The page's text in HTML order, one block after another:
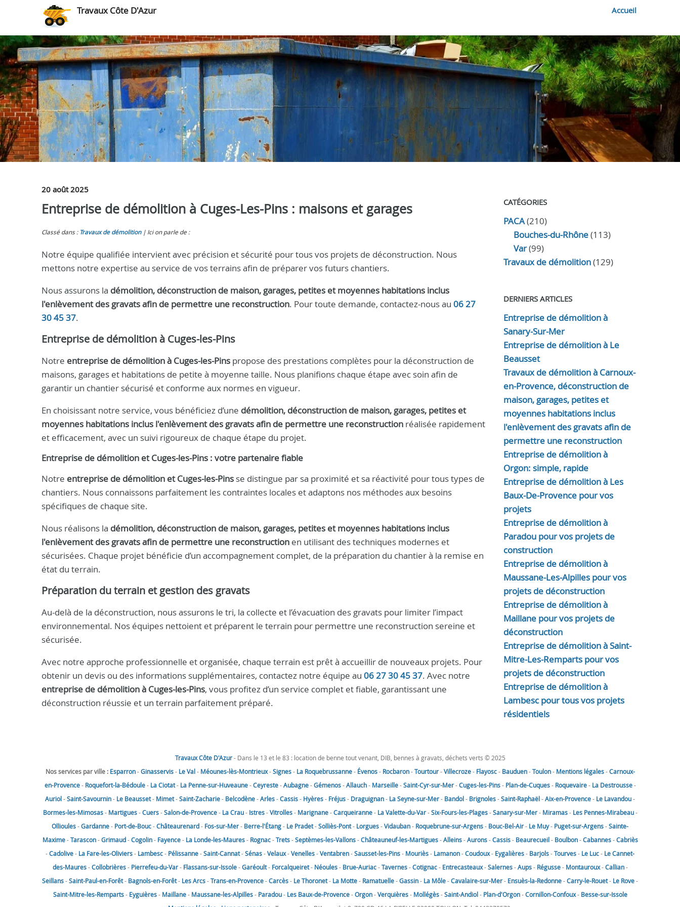
Travaux Côte D'Azur Accueil
20 août 2025
Entreprise de démolition à Cuges-Les-Pins : maisons et garages
Classé dans : Travaux de démolition Ici on parle de :
Notre équipe qualifiée intervient avec précision et sécurité pour tous vos projets de déconstruction. Nous
mettons notre expertise au service de vos terrains afin de préparer vos futurs chantiers.
Nous assurons la démolition, déconstruction de maison, garages, petites et moyennes habitations inclus
l'enlèvement des gravats afin de permettre une reconstruction. Pour toute demande, contactez-nous au 06 27
30 45 37.
Entreprise de démolition à Cuges-les-Pins
Notre entreprise de démolition à Cuges-les-Pins propose des prestations complètes pour la déconstruction de
maisons, garages et habitations de petite à moyenne taille. Nous planifions chaque étape avec soin afin de
garantir un chantier sécurisé et conforme aux normes en vigueur.
En choisissant notre service, vous bénéficiez d’une démolition, déconstruction de maison, garages, petites et
moyennes habitations inclus l'enlèvement des gravats afin de permettre une reconstruction réalisée rapidement
et efficacement, avec un suivi rigoureux de chaque étape du projet.
Entreprise de démolition et Cuges-les-Pins : votre partenaire fiable
Notre entreprise de démolition et Cuges-les-Pins se distingue par sa proximité et sa réactivité pour tous types de
chantiers. Nous connaissons parfaitement les contraintes locales et adaptons nos méthodes aux besoins
spécifiques de chaque site.
Nous réalisons la démolition, déconstruction de maison, garages, petites et moyennes habitations inclus
l'enlèvement des gravats afin de permettre une reconstruction en utilisant des techniques modernes et
sécurisées. Chaque projet bénéficie d’un accompagnement complet, de la préparation du chantier à la remise en
état du terrain.
Préparation du terrain et gestion des gravats
Au-delà de la déconstruction, nous assurons le tri, la collecte et l’évacuation des gravats pour limiter l’impact
environnemental. Nos équipes nettoient et préparent le terrain pour permettre une reconstruction sereine et
sécurisée.
Avec notre approche professionnelle et organisée, chaque terrain est prêt à accueillir de nouveaux projets. Pour
obtenir un devis ou des informations supplémentaires, contactez notre équipe au 06 27 30 45 37. Avec notre
entreprise de démolition à Cuges-les-Pins, vous profitez d’un service complet et fiable, garantissant une
déconstruction réussie et un terrain parfaitement préparé.
CATÉGORIES
PACA(210)
Bouches-du-Rhône(113)
Var(99)
Travaux de démolition(129)
DERNIERS ARTICLES
Entreprise de démolition à
Sanary-Sur-Mer
Entreprise de démolition à Le
Beausset
Travaux de démolition à Carnoux-
en-Provence, déconstruction de
maison, garages, petites et
moyennes habitations inclus
l'enlèvement des gravats afin de
permettre une reconstruction
Entreprise de démolition à
Orgon: simple, rapide
Entreprise de démolition à Les
Baux-De-Provence pour vos
projets
Entreprise de démolition à
Paradou pour vos projets de
construction
Entreprise de démolition à
Maussane-Les-Alpilles pour vos
projets de déconstruction
Entreprise de démolition à
Maillane pour vos projets de
déconstruction
Entreprise de démolition à Saint-
Mitre-Les-Remparts pour vos
projets de déconstruction
Entreprise de démolition à
Lambesc pour tous vos projets
résidentiels
Travaux Côte D'Azur- Dans le 13 et le 83 : location de benne tout venant, DIB, bennes à gravats, déchets verts © 2025
Nos services par ville : Esparron-Ginasservis- Le Val- Méounes-lès-Montrieux-Signes- La Roquebrussanne- Évenos- Rocbaron-Tourtour-Villecroze- Flayosc- Bauduen-Toulon- Mentions légales-Carnoux-
en-Provence- Roquefort-la-Bédoule- La Ciotat- La Penne-sur-Huveaune-Ceyreste-Aubagne-Gémenos-Allauch- Marseille-Saint-Cyr-sur-Mer-Cuges-les-Pins- Plan-de-Cuques- Roquevaire- La Destrousse-
Auriol-Saint-Savournin- Le Beausset- Mimet-Saint-Zacharie- Belcodène-Arles-Cassis- Hyères- Fréjus- Draguignan- La Seyne-sur-Mer- Bandol- Brignoles-Saint-Raphaël-Aix-en-Provence- Le Lavandou-
Bormes-les-Mimosas- Martigues-Cuers-Salon-de-Provence- La Crau- Istres-Vitrolles- Marignane-Carqueiranne- La Valette-du-Var-Six-Fours-les-Plages-Sanary-sur-Mer- Miramas- Les Pennes-Mirabeau-
Ollioules-Gardanne- Port-de-Bouc-Châteaurenard- Fos-sur-Mer- Berre-l'Étang- Le Pradet-Solliès-Pont- Lorgues-Vidauban- Roquebrune-sur-Argens- Bouc-Bel-Air- Le Muy- Puget-sur-Argens-Sainte-
Maxime-Tarascon-Grimaud-Cogolin- Fayence- La Londe-les-Maures- Rognac-Trets-Septèmes-les-Vallons-Châteauneuf-les-Martigues-Alleins-Aurons-Cassis- Beaurecueil- Boulbon-Cabannes-Cabriès
-Cadolive- La Fare-les-Oliviers- Lambesc- Pélissanne-Saint-Cannat-Sénas-Velaux-Venelles-Ventabren-Sausset-les-Pins- Mouriès- Lamanon-Coudoux- Eygalières- Barjols-Tourves- Le Luc- Le Cannet-
des-Maures-Collobrières- Pierrefeu-du-Var- Flassans-sur-Issole-Garéoult- Forcalqueiret- Néoules- Brue-Auriac-Tavernes-Cotignac- Entrecasteaux-Salernes-Aups- Régusse- Montauroux-Callian-
Seillans-Saint-Paul-en-Forêt- Bagnols-en-Forêt- Les Arcs-Trans-en-Provence-Carcès- Le Thoronet- La Motte- Ramatuelle-Gassin- La Môle-Cavalaire-sur-Mer- Ensuès-la-Redonne-Carry-le-Rouet- Le Rove-
Saint-Mitre-les-Remparts- Eyguières- Maillane- Maussane-les-Alpilles- Paradou- Les Baux-de-Provence-Orgon-Verquières- Mollégès-Saint-Andiol- Plan-d'Orgon-Cornillon-Confoux- Besse-sur-Issole